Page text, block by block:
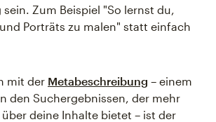
Zum Beispiel "So lernst du,
Porträts zu malen" statt einfach
mit der Metabeschreibung – einem
den Suchergebnissen, der mehr
deine Inhalte bietet – ist der